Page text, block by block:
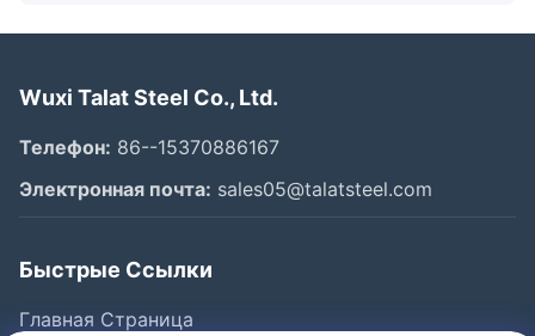
Wuxi Talat Steel Co., Ltd.
Телефон: 86--15370886167
Электронная почта: sales05@talatsteel.com
Быстрые Ссылки
Главная Страница